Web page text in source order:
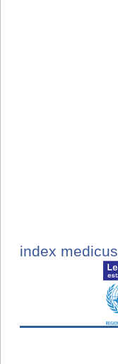
index medicus